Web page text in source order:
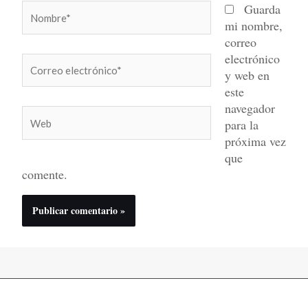
electrónico*
Guarda
mi nombre,
correo
electrónico
y web en
este
navegador
para la
próxima vez
que
comente.